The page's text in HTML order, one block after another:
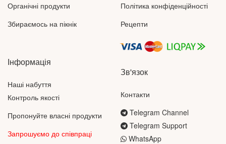
Органічні продукти
Збираємось на пікнік
Політика конфіденційності
Рецепти
Інформація
Наші набуття
Контроль якості
Пропонуйте власні продукти
Запрошуємо до співпраці
Зв'язок
Контакти
Telegram Channel
Telegram Support
WhatsApp